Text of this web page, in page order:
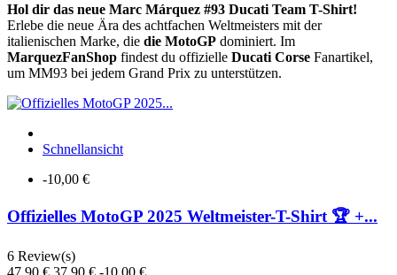
Hol dir das neue Marc Márquez #93 Ducati Team T-Shirt!
Erlebe die neue Ära des achtfachen Weltmeisters mit der
italienischen Marke, die die MotoGP dominiert. Im
MarquezFanShop findest du offizielle Ducati Corse Fanartikel,
um MM93 bei jedem Grand Prix zu unterstützen.
Schnellansicht
-10,00 €
Offizielles MotoGP 2025 Weltmeister-T-Shirt 🏆 +...
6 Review(s)